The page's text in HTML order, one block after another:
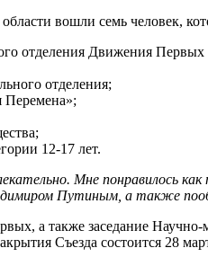
вошли семь человек,
отделения Движения
отделения;
Перемена»;
12-17 лет.
Мне понравилось
Путиным, а также
а также заседание
Съезда состоится 28